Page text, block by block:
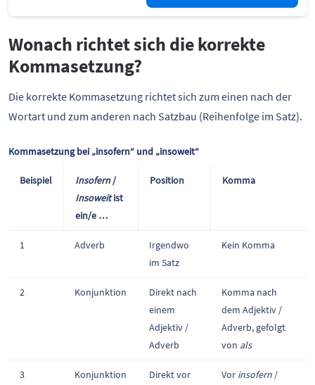
Wonach richtet sich die korrekte
Kommasetzung?
Die korrekte Kommasetzung richtet sich zum einen nach der
Wortart und zum anderen nach Satzbau (Reihenfolge im Satz).
Kommasetzung bei „insofern“ und „insoweit“
Beispiel Insofern/
Insoweitist
ein/e …
Position Komma
1 Adverb
Irgendwo
im Satz
Kein Komma
2 Konjunktion
Direkt nach
einem
Adjektiv /
Adverb
Komma nach
dem Adjektiv /
Adverb, gefolgt
von als
3 Konjunktion
Direkt vor
Vor insofern /